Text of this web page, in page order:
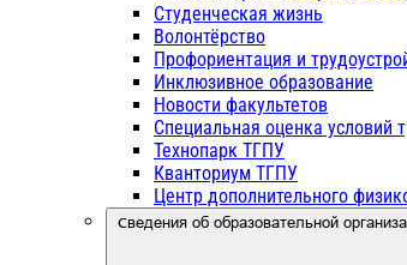
Студенческая жизнь
Волонтёрство
Профориентация и
Инклюзивное образование
Новости факультетов
Специальная оценка условий
Технопарк ТГПУ
Кванториум ТГПУ
Центр дополнительного
Сведения об образовательной